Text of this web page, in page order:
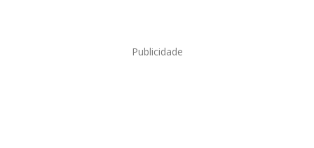
Publicidade